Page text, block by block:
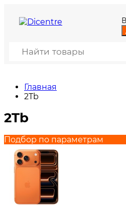
Главная
2Tb
2Tb
Подбор по параметрам